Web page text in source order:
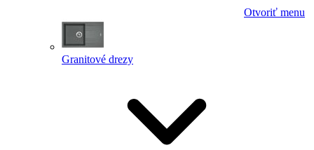
Otvoriť menu
Granitové drezy